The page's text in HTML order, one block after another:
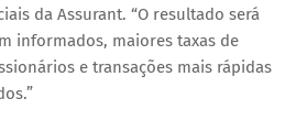
da Assurant. “O resultado será
informados, maiores taxas de
e transações mais rápidas